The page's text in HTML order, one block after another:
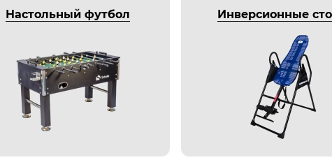
Настольный футбол Инверсионные